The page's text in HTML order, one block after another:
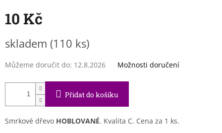
10 Kč
cena:
skladem (110 ks)
Můžeme doručit do: 12.8.2026 Možnosti doručení
Přidat do košíku
Smrkové dřevo HOBLOVANÉ. Kvalita C. Cena za 1 ks.